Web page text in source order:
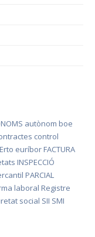
autònom boe
control
Erto euríbor FACTURA
INSPECCIÓ
PARCIAL
laboral Registre
social SII SMI